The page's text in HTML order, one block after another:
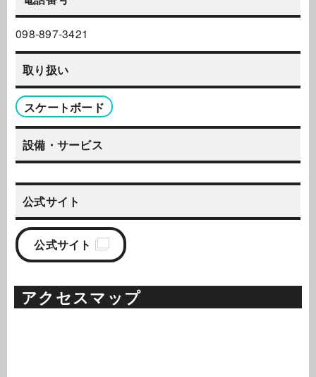
098-897-3421
取り扱い
スケートボード
設備・サービス
公式サイト
公式サイト
アクセスマップ